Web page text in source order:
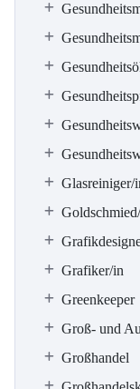
Glasreiniger/
Grafiker/in
Greenkeeper
Groß- und
Großhandel